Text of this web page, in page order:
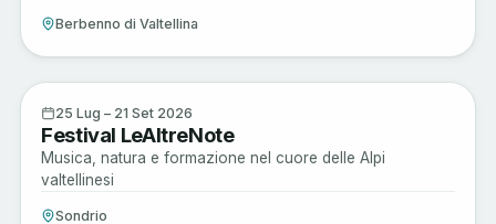
Berbenno di Valtellina
Musica e Spettacoli
25 Lug – 21 Set 2026
Festival LeAltreNote
Musica, natura e formazione nel cuore delle Alpi
valtellinesi
Sondrio